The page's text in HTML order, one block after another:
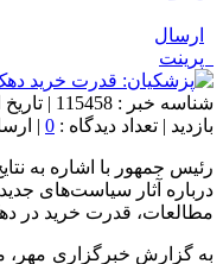
ارسال
پرینت
بازدید | تعداد دیدگاه : 0
|
رئیس جمهور با اشاره به
درباره آثار سیاست‌های
مطالعات، قدرت خرید در